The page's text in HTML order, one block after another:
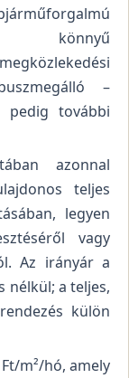
könnyű
–
pedig további
azonnal
teljes
legyen
vagy
Az irányár a
nélkül; a teljes,
külön
m²/hó, amely